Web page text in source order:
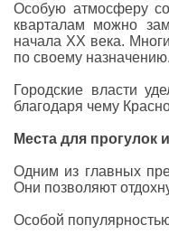
Особую атмосферу
кварталам можно
начала XX века.
по своему назначению.
Городские власти
благодаря чему
Места для прогулок
Одним из главных
Они позволяют
Особой